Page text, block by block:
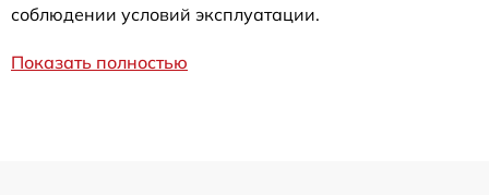
соблюдении условий эксплуатации.
Показать полностью